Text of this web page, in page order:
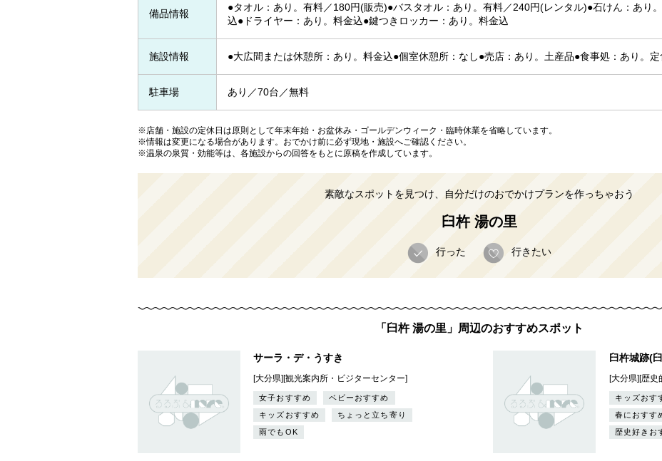
備品情報
●タオル：あり。有料／180円(販売)●バスタオル：あり。有料／240円(レンタル)●石けん：あり
込●ドライヤー：あり。料金込●鍵つきロッカー：あり。料金込
施設情報 ●大広間または休憩所：あり。料金込●個室休憩所：なし●売店：あり。土産品●食事処：あり。定
駐車場 あり／70台／無料
※店舗・施設の定休日は原則として年末年始・お盆休み・ゴールデンウィーク・臨時休業を省略しています。
※情報は変更になる場合があります。おでかけ前に必ず現地・施設へご確認ください。
※温泉の泉質・効能等は、各施設からの回答をもとに原稿を作成しています。
素敵なスポットを見つけ、自分だけのおでかけプランを作っちゃおう
臼杵 湯の里
行った 行きたい
「臼杵 湯の里」周辺のおすすめスポット
サーラ・デ・うすき
[大分県][観光案内所・ビジターセンター]
女子おすすめ
ベビーおすすめ
キッズおすすめ
ちょっと立ち寄り
雨でもOK
臼杵城跡(
[大分県][歴史
キッズおす
春におすす
歴史好きお